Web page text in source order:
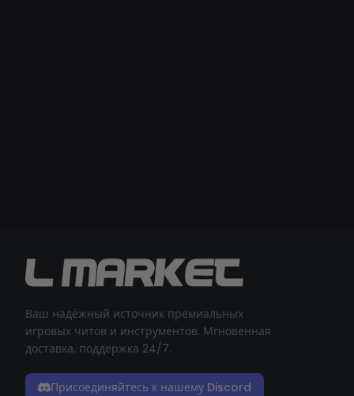
Ваш надёжный источник премиальных
игровых читов и инструментов. Мгновенная
доставка, поддержка 24/7.
Присоединяйтесь к нашему Discord